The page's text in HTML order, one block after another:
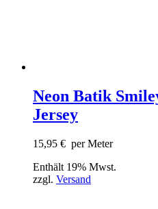
Neon Batik
Jersey
15,95 € per Meter
Enthält 19% Mwst.
zzgl. Versand